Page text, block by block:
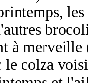
à
le colza